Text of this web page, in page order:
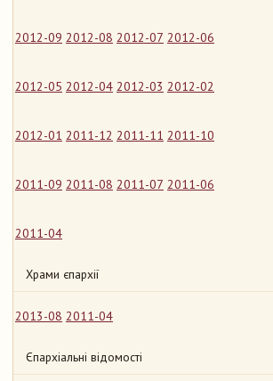
2012-09 2012-08 2012-07 2012-06
2012-05 2012-04 2012-03 2012-02
2012-01 2011-12 2011-11 2011-10
2011-09 2011-08 2011-07 2011-06
2011-04
Храми єпархії
2013-08 2011-04
Єпархіальні відомості